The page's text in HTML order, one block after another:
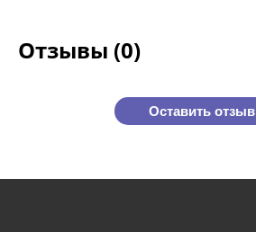
Отзывы (0)
Оставить отзыв